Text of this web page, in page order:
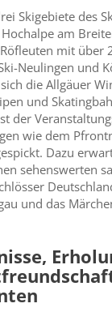
Skigebiete des
am
mit über
Neulingen und
die Allgäuer
und
der
wie dem
Dazu
sehenswerten
und das